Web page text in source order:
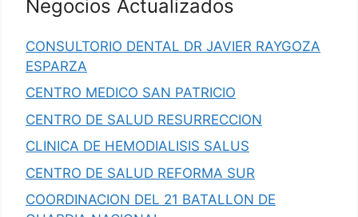
Negocios Actualizados
CONSULTORIO DENTAL DR JAVIER RAYGOZA
ESPARZA
CENTRO MEDICO SAN PATRICIO
CENTRO DE SALUD RESURRECCION
CLINICA DE HEMODIALISIS SALUS
CENTRO DE SALUD REFORMA SUR
COORDINACION DEL 21 BATALLON DE